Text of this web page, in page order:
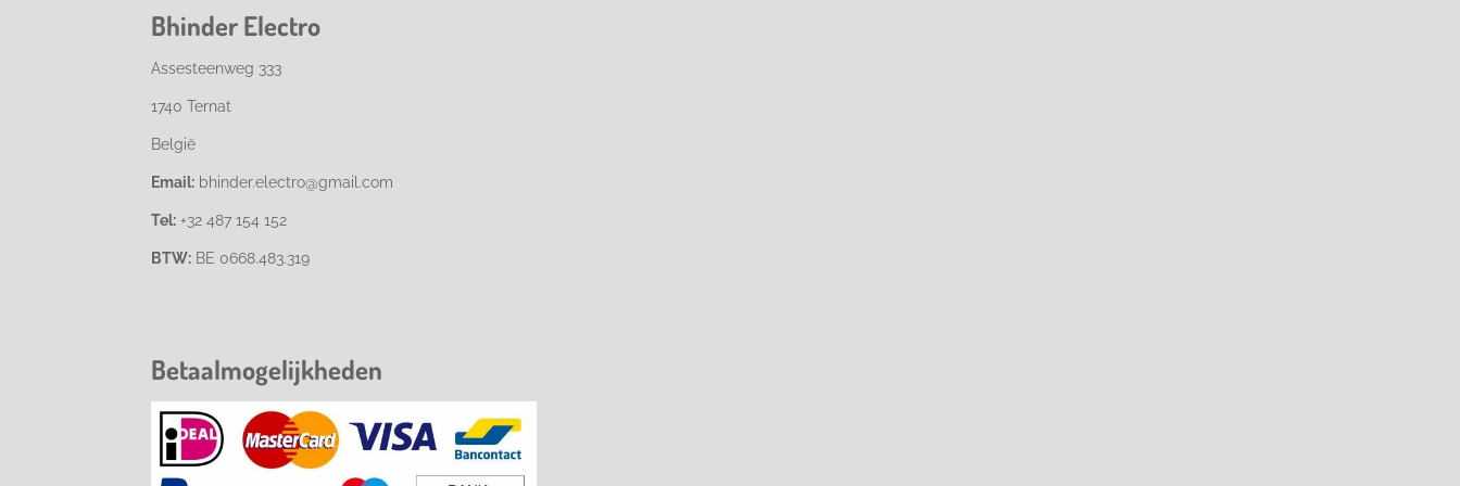
Bhinder Electro
Assesteenweg 333
1740 Ternat
België
Email: bhinder.electro@gmail.com
Tel: +32 487 154 152
BTW: BE 0668.483.319
Betaalmogelijkheden